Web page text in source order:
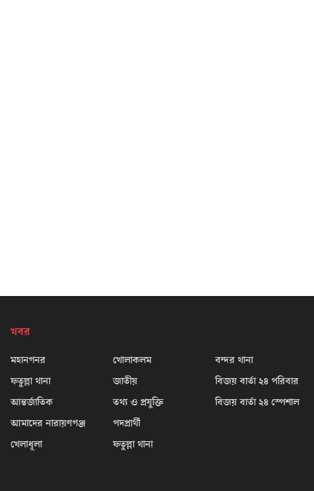
খবর
মহানগনর
ফতুল্লা থানা
আন্তর্জাতিক
আমাদের নারায়ণগঞ্জ
খেলাধূলা
খোলাকলম
জাতীয়
তথ্য ও প্রযুক্তি
পদপ্রার্থী
ফতুল্লা থানা
বন্দর থানা
বিজয় বার্তা ২৪ পরিবার
বিজয় বার্তা ২৪ স্পেশাল